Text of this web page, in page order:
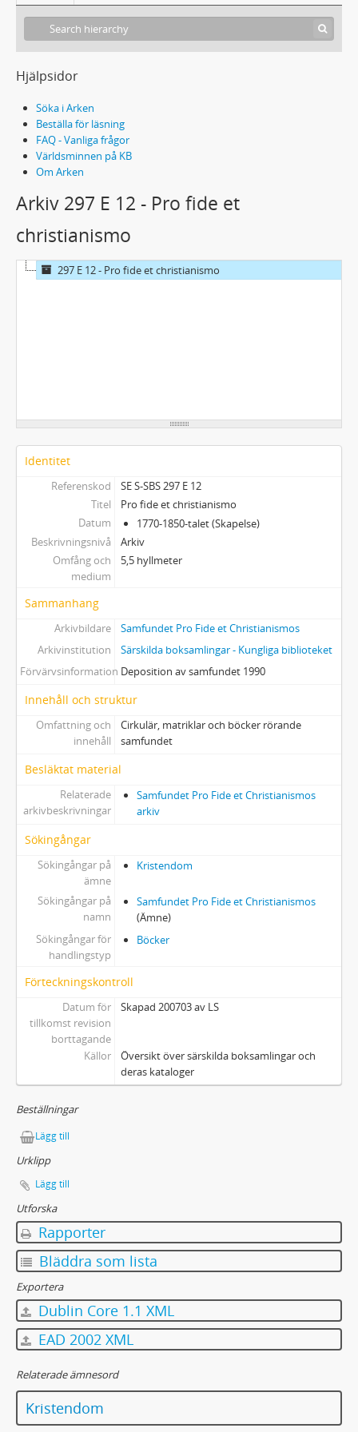
Hjälpsidor
Söka i Arken
Beställa för läsning
FAQ - Vanliga frågor
Världsminnen på KB
Om Arken
Arkiv 297 E 12 - Pro fide et
christianismo
297 E 12 - Pro fide et christianismo
Identitet
Referenskod
SE S-SBS 297 E 12
Titel
Pro fide et christianismo
Datum
1770-1850-talet (Skapelse)
Beskrivningsnivå
Arkiv
Omfång och
medium
5,5 hyllmeter
Sammanhang
Arkivbildare
Samfundet Pro Fide et Christianismos
Arkivinstitution
Särskilda boksamlingar - Kungliga biblioteket
Förvärvsinformation Deposition av samfundet 1990
Innehåll och struktur
Omfattning och
innehåll
Cirkulär, matriklar och böcker rörande
samfundet
Besläktat material
Relaterade
arkivbeskrivningar
Samfundet Pro Fide et Christianismos
arkiv
Sökingångar
Sökingångar på
ämne
Kristendom
Sökingångar på
namn
Samfundet Pro Fide et Christianismos
(Ämne)
Sökingångar för
handlingstyp
Böcker
Förteckningskontroll
Datum för
tillkomst revision
borttagande
Skapad 200703 av LS
Källor
Översikt över särskilda boksamlingar och
deras kataloger
Beställningar
Lägg till
Urklipp
Lägg till
Utforska
Rapporter
Bläddra som lista
Exportera
Dublin Core 1.1 XML
EAD 2002 XML
Relaterade ämnesord
Kristendom